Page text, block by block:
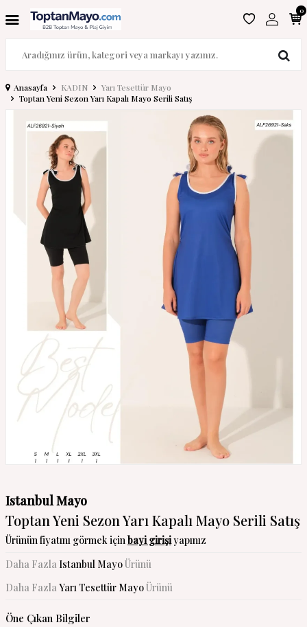
0
Anasayfa KADIN
Yarı Tesettür Mayo
Toptan Yeni Sezon Yarı Kapalı Mayo Serili Satış
Istanbul Mayo
Toptan Yeni Sezon Yarı Kapalı Mayo Serili Satış
Ürünün fiyatını görmek içinbayi girişiyapınız
Daha Fazla Istanbul MayoÜrünü
Daha FazlaYarı Tesettür MayoÜrünü
Öne Çıkan Bilgiler